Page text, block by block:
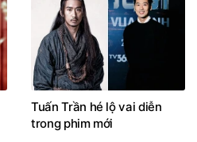
Tuấn Trần hé lộ vai diễn
trong phim mới